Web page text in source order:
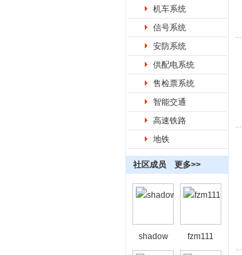
机车系统
信号系统
安防系统
供配电系统
售检票系统
智能交通
高速铁路
地铁
社区成员 更多>>
shadow fzm111